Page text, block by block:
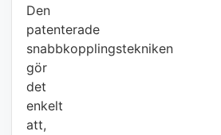
Den
patenterade
snabbkopplingstekniken
gör
det
enkelt
att,